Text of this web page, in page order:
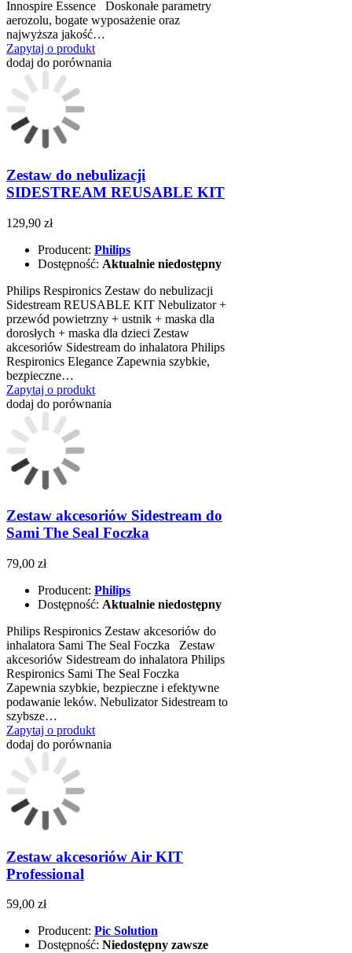
Innospire Essence Doskonałe parametry
aerozolu, bogate wyposażenie oraz
najwyższa jakość…
Zapytaj o produkt
dodaj do porównania
Zestaw do nebulizacji
SIDESTREAM REUSABLE KIT
129,90 zł
Producent: Philips
Dostępność: Aktualnie niedostępny
Philips Respironics Zestaw do nebulizacji
Sidestream REUSABLE KIT Nebulizator +
przewód powietrzny + ustnik + maska dla
dorosłych + maska dla dzieci Zestaw
akcesoriów Sidestream do inhalatora Philips
Respironics Elegance Zapewnia szybkie,
bezpieczne…
Zapytaj o produkt
dodaj do porównania
Zestaw akcesoriów Sidestream do
Sami The Seal Foczka
79,00 zł
Producent: Philips
Dostępność: Aktualnie niedostępny
Philips Respironics Zestaw akcesoriów do
inhalatora Sami The Seal Foczka Zestaw
akcesoriów Sidestream do inhalatora Philips
Respironics Sami The Seal Foczka
Zapewnia szybkie, bezpieczne i efektywne
podawanie leków. Nebulizator Sidestream to
szybsze…
Zapytaj o produkt
dodaj do porównania
Zestaw akcesoriów Air KIT
Professional
59,00 zł
Producent: Pic Solution
Dostępność: Niedostępny zawsze